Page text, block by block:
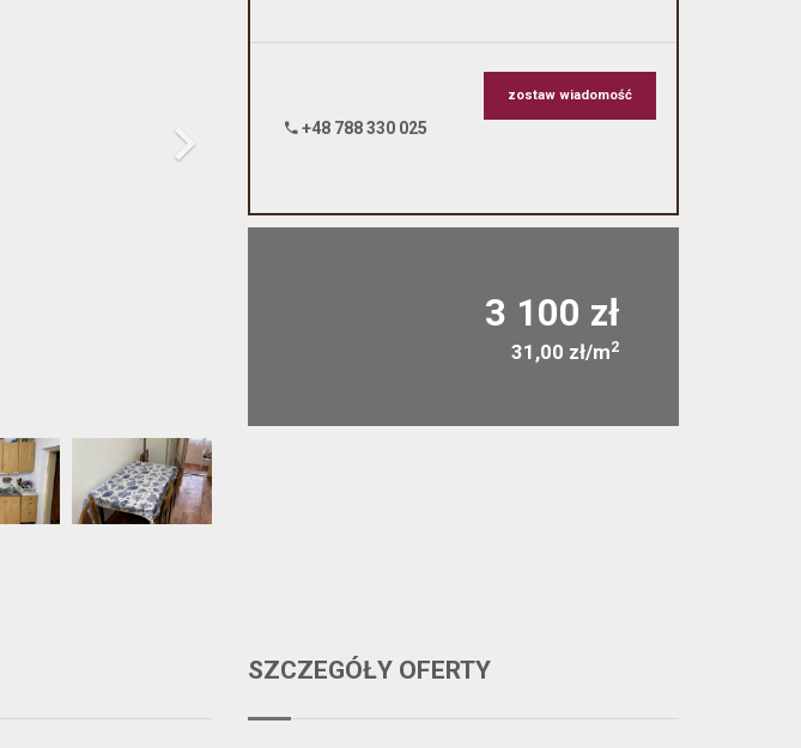
+48 788 330 025
zostaw wiadomość
3 100 zł
31,00 zł/m2
SZCZEGÓŁY OFERTY